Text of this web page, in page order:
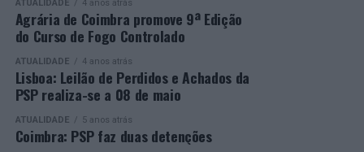
os vencedores de cada categoria, estando prevista a
presença de mais de 500 participantes.
Mais informações em:
https://awards.innovationinpolitics.eu/
secundário e reforçar as suas competências pessoais e
profissionais.
Durante a cerimónia foi ainda reconhecido o trabalho
desenvolvido por toda a equipa de formadores e
para o sucesso desta edição do Curso EFA.
ATUALIDADE 4 anos atrás
Agrária de Coimbra promove 9ª Edição
do Curso de Fogo Controlado
ATUALIDADE 4 anos atrás
Lisboa: Leilão de Perdidos e Achados da
PSP realiza-se a 08 de maio
ATUALIDADE 5 anos atrás
Coimbra: PSP faz duas detenções